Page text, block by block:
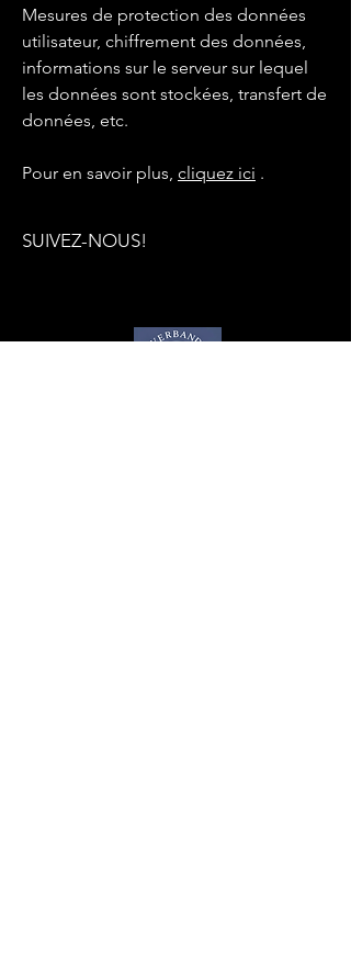
Mesures de protection des données
utilisateur, chiffrement des données,
informations sur le serveur sur lequel
les données sont stockées, transfert de
données, etc.
Pour en savoir plus, cliquez ici .
SUIVEZ-NOUS!